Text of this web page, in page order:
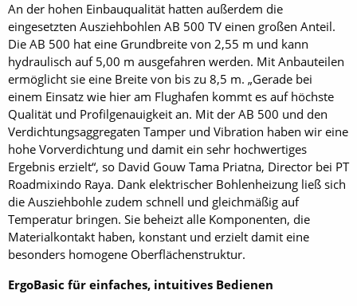
An der hohen Einbauqualität hatten außerdem die
eingesetzten Ausziehbohlen AB 500 TV einen großen Anteil.
Die AB 500 hat eine Grundbreite von 2,55 m und kann
hydraulisch auf 5,00 m ausgefahren werden. Mit Anbauteilen
ermöglicht sie eine Breite von bis zu 8,5 m. „Gerade bei
einem Einsatz wie hier am Flughafen kommt es auf höchste
Qualität und Profilgenauigkeit an. Mit der AB 500 und den
Verdichtungsaggregaten Tamper und Vibration haben wir eine
hohe Vorverdichtung und damit ein sehr hochwertiges
Ergebnis erzielt“, so David Gouw Tama Priatna, Director bei PT
Roadmixindo Raya. Dank elektrischer Bohlenheizung ließ sich
die Ausziehbohle zudem schnell und gleichmäßig auf
Temperatur bringen. Sie beheizt alle Komponenten, die
Materialkontakt haben, konstant und erzielt damit eine
besonders homogene Oberflächenstruktur.
ErgoBasic für einfaches, intuitives Bedienen